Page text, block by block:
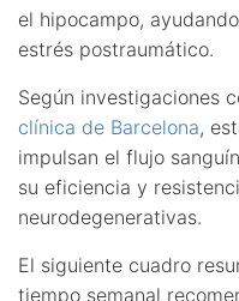
el hipocampo,
estrés postraumático.
Según investigaciones
clínica de Barcelona,
impulsan el flujo
su eficiencia y
neurodegenerativas.
El siguiente cuadro
tiempo semanal